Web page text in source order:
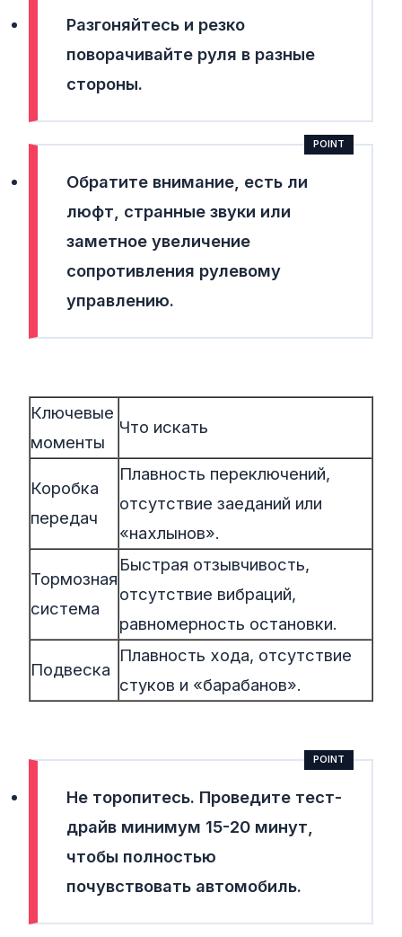
Разгоняйтесь и резко
поворачивайте руля в разные
стороны.
Обратите внимание, есть ли
люфт, странные звуки или
заметное увеличение
сопротивления рулевому
управлению.
Ключевые
моменты
Что искать
Коробка
передач
Плавность переключений,
отсутствие заеданий или
«нахлынов».
Тормозная
система
Быстрая отзывчивость,
отсутствие вибраций,
равномерность остановки.
Подвеска
Плавность хода, отсутствие
стуков и «барабанов».
Не торопитесь. Проведите тест-
драйв минимум 15-20 минут,
чтобы полностью
почувствовать автомобиль.